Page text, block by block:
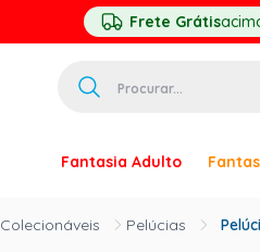
Frete Grátis
Fantasia Adulto
Colecionáveis Pelúciasprincesa